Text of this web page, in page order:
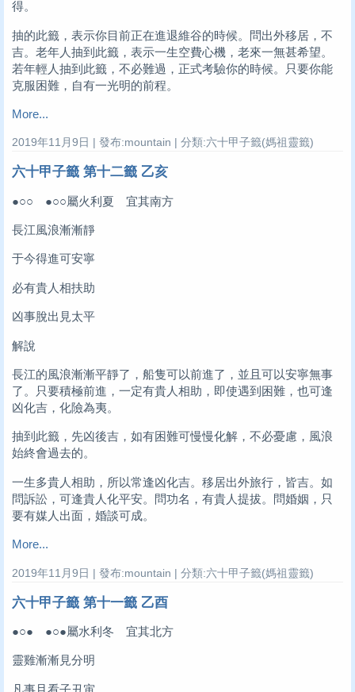
得。
抽的此籤，表示你目前正在進退維谷的時候。問出外移居，不
吉。老年人抽到此籤，表示一生空費心機，老來一無甚希望。
若年輕人抽到此籤，不必難過，正式考驗你的時候。只要你能
克服困難，自有一光明的前程。
More...
2019年11月9日 | 發布:mountain | 分類:六十甲子籤(媽祖靈籤)
六十甲子籤 第十二籤 乙亥
●○○ ●○○屬火利夏 宜其南方
長江風浪漸漸靜
于今得進可安寧
必有貴人相扶助
凶事脫出見太平
解說
長江的風浪漸漸平靜了，船隻可以前進了，並且可以安寧無事
了。只要積極前進，一定有貴人相助，即使遇到困難，也可逢
凶化吉，化險為夷。
抽到此籤，先凶後吉，如有困難可慢慢化解，不必憂慮，風浪
始終會過去的。
一生多貴人相助，所以常逢凶化吉。移居出外旅行，皆吉。如
問訴訟，可逢貴人化平安。問功名，有貴人提拔。問婚姻，只
要有媒人出面，婚談可成。
More...
2019年11月9日 | 發布:mountain | 分類:六十甲子籤(媽祖靈籤)
六十甲子籤 第十一籤 乙酉
●○● ●○●屬水利冬 宜其北方
靈雞漸漸見分明
凡事且看子丑寅